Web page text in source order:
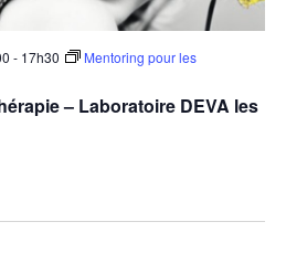
– Laboratoire DEVA les
- 17h30
Mentoring pour les